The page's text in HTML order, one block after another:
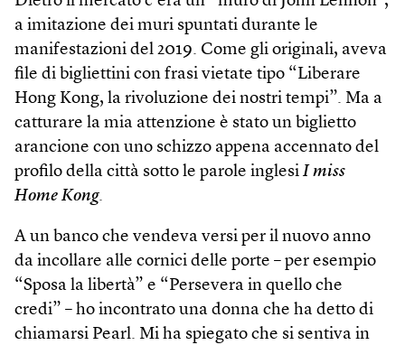
a imitazione dei muri spuntati durante le
manifestazioni del 2019. Come gli originali, aveva
file di bigliettini con frasi vietate tipo “Liberare
Hong Kong, la rivoluzione dei nostri tempi”. Ma a
catturare la mia attenzione è stato un biglietto
arancione con uno schizzo appena accennato del
profilo della città sotto le parole inglesi I miss
Home Kong.
A un banco che vendeva versi per il nuovo anno
da incollare alle cornici delle porte – per esempio
“Sposa la libertà” e “Persevera in quello che
credi” – ho incontrato una donna che ha detto di
chiamarsi Pearl. Mi ha spiegato che si sentiva in